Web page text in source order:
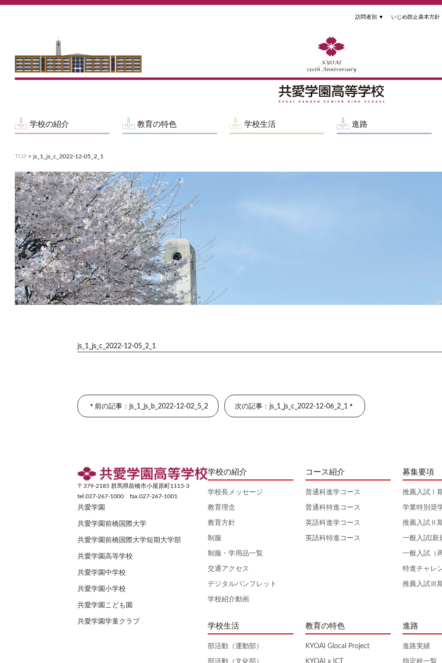
訪問者別 ▼ いじめ防止基本方針
学校の紹介 教育の特色 学校生活 進路
TOP > js_1_js_c_2022-12-05_2_1
js_1_js_c_2022-12-05_2_1
前の記事：js_1_js_b_2022-12-02_5_2 次の記事：js_1_js_c_2022-12-06_2_1
〒379-2185 群馬県前橋市小屋原町1115-3
tel.027-267-1000 fax.027-267-1001
共愛学園
共愛学園前橋国際大学
共愛学園前橋国際大学短期大学部
共愛学園高等学校
共愛学園中学校
共愛学園小学校
共愛学園こども園
共愛学園学童クラブ
学校の紹介
学校長メッセージ
教育理念
教育方針
制服
制服・学用品一覧
交通アクセス
デジタルパンフレット
学校紹介動画
学校生活
部活動（運動部）
部活動（文化部）
コース紹介
普通科進学コース
普通科特進コース
英語科進学コース
英語科特進コース
教育の特色
KYOAI Glocal Project
KYOAI x ICT
募集要項
推薦入試Ⅰ
学業特別奨
推薦入試Ⅱ
一般入試(新
一般入試（
特進チャレ
推薦入試Ⅲ
進路
進路実績
指定校一覧